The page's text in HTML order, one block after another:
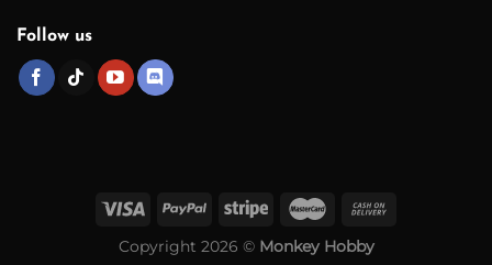
Follow us
Copyright 2026 © Monkey Hobby